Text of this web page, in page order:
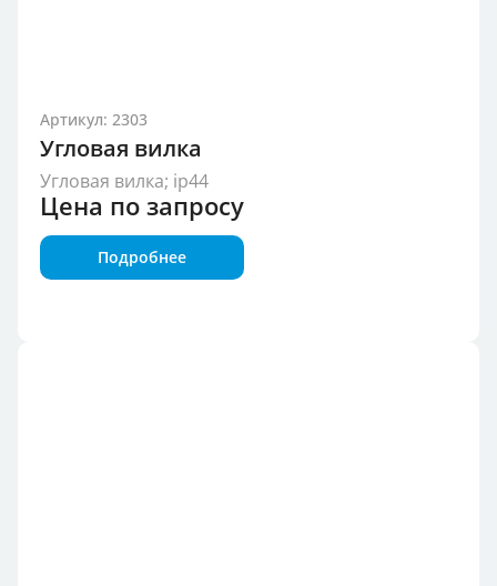
Артикул: 2303
Угловая вилка
Угловая вилка; ip44
Цена по запросу
Подробнее